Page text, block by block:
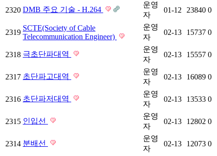
2320 DMB 주요 기술 - H.264
운영
자
01-12 23840 0
2319
SCTE(Society of Cable
Telecommunication Engineer)
운영
자
02-13 15737 0
2318 극초단파대역
운영
자
02-13 15557 0
2317 초단파고대역
운영
자
02-13 16089 0
2316 초단파저대역
운영
자
02-13 13533 0
2315 인입선
운영
자
02-13 12802 0
2314 분배선
운영
자
02-13 12073 0